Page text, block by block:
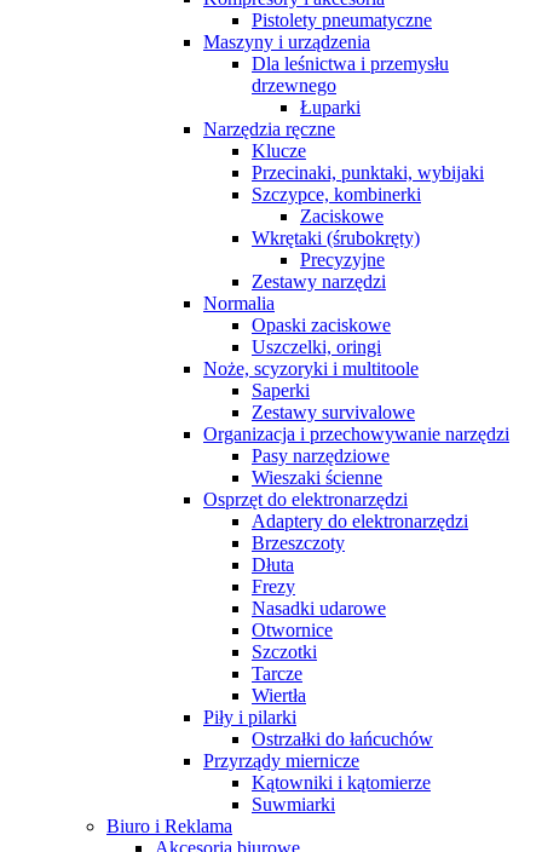
Pistolety pneumatyczne
Maszyny i urządzenia
Dla leśnictwa i przemysłu
drzewnego
Łuparki
Narzędzia ręczne
Klucze
Przecinaki, punktaki, wybijaki
Szczypce, kombinerki
Zaciskowe
Wkrętaki (śrubokręty)
Precyzyjne
Zestawy narzędzi
Normalia
Opaski zaciskowe
Uszczelki, oringi
Noże, scyzoryki i multitoole
Saperki
Zestawy survivalowe
Organizacja i przechowywanie narzędzi
Pasy narzędziowe
Wieszaki ścienne
Osprzęt do elektronarzędzi
Adaptery do elektronarzędzi
Brzeszczoty
Dłuta
Frezy
Nasadki udarowe
Otwornice
Szczotki
Tarcze
Wiertła
Piły i pilarki
Ostrzałki do łańcuchów
Przyrządy miernicze
Kątowniki i kątomierze
Suwmiarki
Biuro i Reklama
Akcesoria biurowe